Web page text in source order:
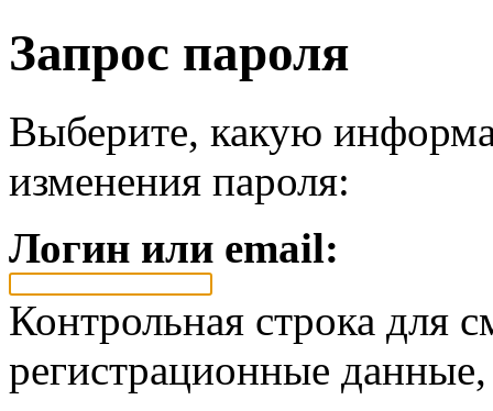
Запрос пароля
Выберите, какую
изменения пароля:
Логин или email:
Контрольная строка для
регистрационные